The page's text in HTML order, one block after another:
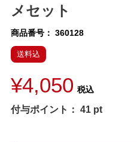
メセット
商品番号 360128
送料込
¥4,050 税込
付与ポイント： 41 pt